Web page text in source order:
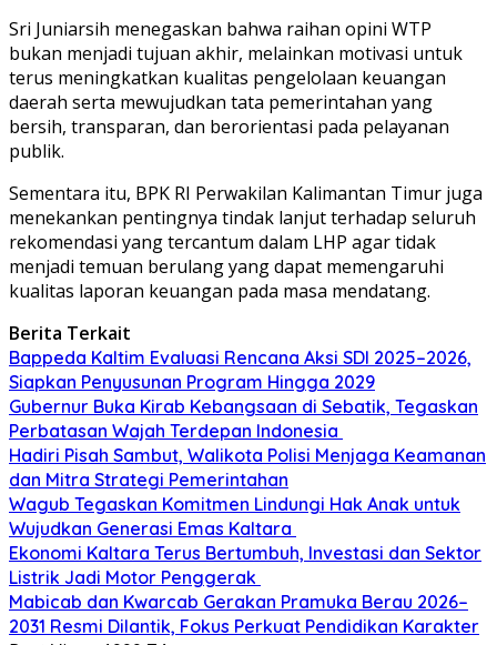
Sri Juniarsih menegaskan bahwa raihan opini WTP
bukan menjadi tujuan akhir, melainkan motivasi untuk
terus meningkatkan kualitas pengelolaan keuangan
daerah serta mewujudkan tata pemerintahan yang
bersih, transparan, dan berorientasi pada pelayanan
publik.
Sementara itu, BPK RI Perwakilan Kalimantan Timur juga
menekankan pentingnya tindak lanjut terhadap seluruh
rekomendasi yang tercantum dalam LHP agar tidak
menjadi temuan berulang yang dapat memengaruhi
kualitas laporan keuangan pada masa mendatang.
Berita Terkait
Bappeda Kaltim Evaluasi Rencana Aksi SDI 2025–2026,
Siapkan Penyusunan Program Hingga 2029
Gubernur Buka Kirab Kebangsaan di Sebatik, Tegaskan
Perbatasan Wajah Terdepan Indonesia
Hadiri Pisah Sambut, Walikota Polisi Menjaga Keamanan
dan Mitra Strategi Pemerintahan
Wagub Tegaskan Komitmen Lindungi Hak Anak untuk
Wujudkan Generasi Emas Kaltara
Ekonomi Kaltara Terus Bertumbuh, Investasi dan Sektor
Listrik Jadi Motor Penggerak
Mabicab dan Kwarcab Gerakan Pramuka Berau 2026–
2031 Resmi Dilantik, Fokus Perkuat Pendidikan Karakter